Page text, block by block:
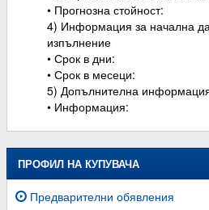
• Прогнозна стойност:
4) Информация за начална
изпълнение
• Срок в дни:
• Срок в месеци:
5) Допълнителна
• Информация:
ПРОФИЛ НА КУПУВАЧА
Предварителни обявления